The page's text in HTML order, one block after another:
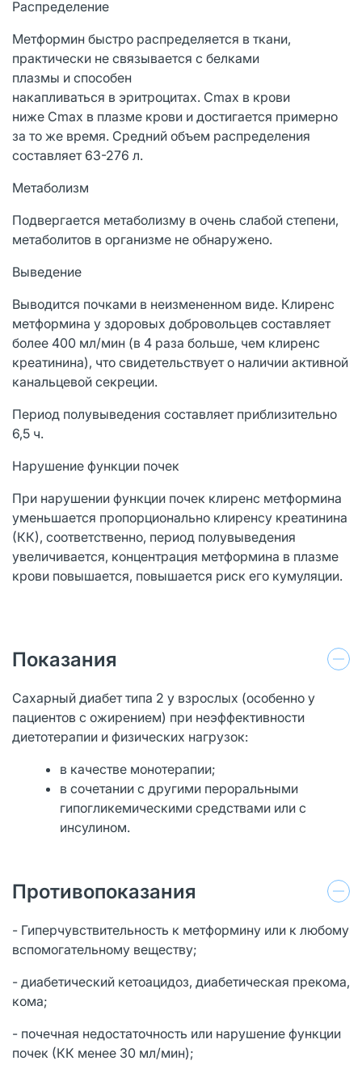
Распределение
Метформин быстро распределяется в ткани,
практически не связывается с белками
плазмы и способен
накапливаться в эритроцитах. Сmах в крови
ниже Сmах в плазме крови и достигается примерно
за то же время. Средний объем распределения
составляет 63-276 л.
Метаболизм
Подвергается метаболизму в очень слабой степени,
метаболитов в организме не обнаружено.
Выведение
Выводится почками в неизмененном виде. Клиренс
метформина у здоровых добровольцев составляет
более 400 мл/мин (в 4 раза больше, чем клиренс
креатинина), что свидетельствует о наличии активной
канальцевой секреции.
Период полувыведения составляет приблизительно
6,5 ч.
Нарушение функции почек
При нарушении функции почек клиренс метформина
уменьшается пропорционально клиренсу креатинина
(КК), соответственно, период полувыведения
увеличивается, концентрация метформина в плазме
крови повышается, повышается риск его кумуляции.
Показания
Сахарный диабет типа 2 у взрослых (особенно у
пациентов с ожирением) при неэффективности
диетотерапии и физических нагрузок:
в качестве монотерапии;
в сочетании с другими пероральными
гипогликемическими средствами или с
инсулином.
Противопоказания
- Гиперчувствительность к метформину или к любому
вспомогательному веществу;
- диабетический кетоацидоз, диабетическая прекома,
кома;
- почечная недостаточность или нарушение функции
почек (КК менее 30 мл/мин);